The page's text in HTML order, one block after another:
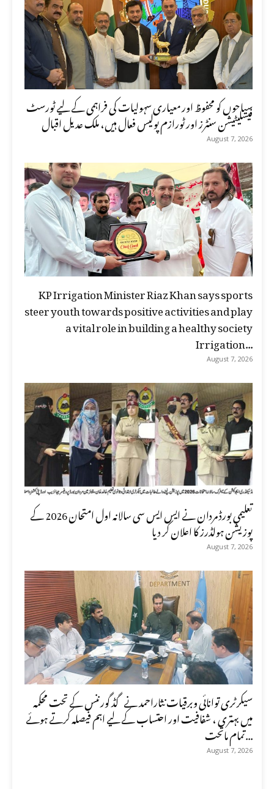
سیاحوں کو محفوظ اور معیاری سہولیات کی فراہمی کے لیے ٹورسٹ
فیسلیٹیشن سنٹرز اور ٹورازم پولیس فعال ہیں، ملک عدیل اقبال
August 7, 2026
KP Irrigation Minister Riaz Khan says sports
steer youth towards positive activities and play
a vital role in building a healthy society
Irrigation...
August 7, 2026
تعلیمی بورڈ مردان نے ایس ایس سی سالانہ اول امتحان 2026 کے
پوزیشن ہولڈرز کا اعلان کر دیا
August 7, 2026
سیکرٹری توانائی وبرقیات نثاراحمد نے گڈ گورننس کے تحت محکمہ
میں بہتری ، شفافیت اور احتساب کے لیے اہم فیصلہ کرتے ہوئے
تمام ماتحت...
August 7, 2026